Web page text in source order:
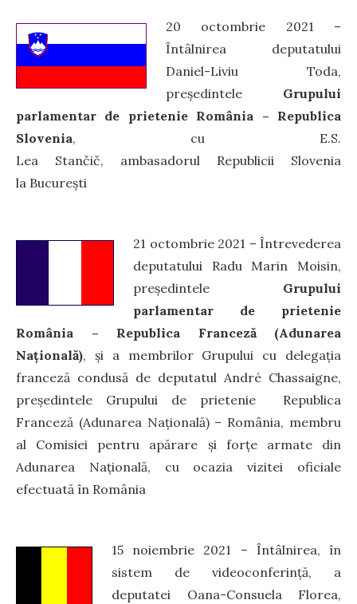
20 octombrie 2021 –
Întâlnirea deputatului
Daniel-Liviu Toda,
președintele Grupului
parlamentar de prietenie România – Republica
Slovenia, cu E.S.
Lea Stančič, ambasadorul Republicii Slovenia
la București
21 octombrie 2021 – Întrevederea
deputatului Radu Marin Moisin,
preşedintele Grupului
parlamentar de prietenie
România – Republica Franceză (Adunarea
Națională), și a membrilor Grupului cu delegația
franceză condusă de deputatul André Chassaigne,
președintele Grupului de prietenie Republica
Franceză (Adunarea Națională) – România, membru
al Comisiei pentru apărare și forțe armate din
Adunarea Națională, cu ocazia vizitei oficiale
efectuată în România
15 noiembrie 2021 – Întâlnirea, în
sistem de videoconferință, a
deputatei Oana-Consuela Florea,